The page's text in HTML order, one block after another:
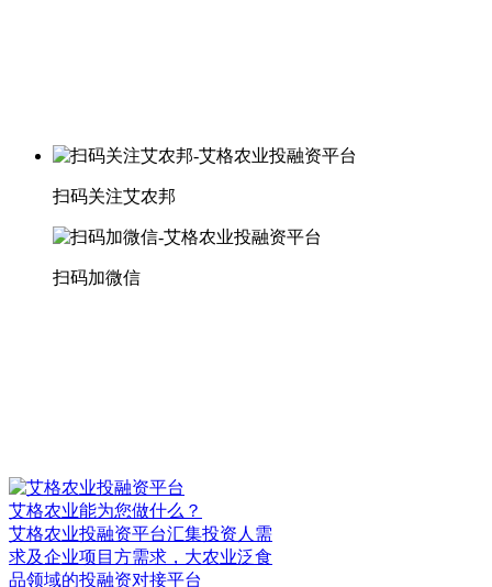
扫码关注艾农邦
扫码加微信
艾格农业能为您做什么？
艾格农业投融资平台汇集投资人需
求及企业项目方需求，大农业泛食
品领域的投融资对接平台